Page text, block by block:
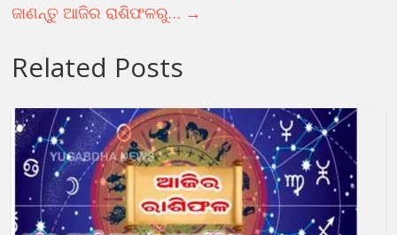
ଜାଣନ୍ତୁ ଆଜିର ରାଶିଫଳରୁ… →
Related Posts